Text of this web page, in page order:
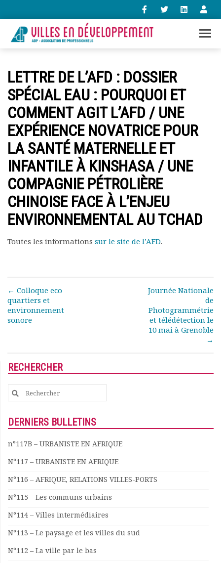
contact@villes-developpement.org
Accueil
L’association
Qui sommes-nous ?
Présentation vidéo
Le bureau
Statuts de l’association
Vie de l’association
Calendrier des activités
Assemblées générales
Comptes rendus mensuels
Rapports financiers
Comité de rédaction
Bulletins Villes en
développement
Kiosk
Dîners débats
Journées d’études
Concours vidéo
Nos partenaires
Evénements
Publications et rapports
Les adhérents
Annuaire
Forum
Actualités
LETTRE DE L’AFD : DOSSIER
SPÉCIAL EAU : POURQUOI ET
COMMENT AGIT L’AFD / UNE
EXPÉRIENCE NOVATRICE POUR
LA SANTÉ MATERNELLE ET
INFANTILE À KINSHASA / UNE
COMPAGNIE PÉTROLIÈRE
CHINOISE FACE À L’ENJEU
ENVIRONNEMENTAL AU TCHAD
Toutes les informations sur le site de l’AFD.
Post navigation
← Colloque eco
quartiers et
environnement
sonore
Journée Nationale
de
Photogrammétrie
et télédétection le
10 mai à Grenoble
→
RECHERCHER
Search
for:
DERNIERS BULLETINS
n°117B – URBANISTE EN AFRIQUE
N°117 – URBANISTE EN AFRIQUE
N°116 – AFRIQUE, RELATIONS VILLES-PORTS
N°115 – Les communs urbains
N°114 – Villes intermédiaires
N°113 – Le paysage et les villes du sud
N°112 – La ville par le bas